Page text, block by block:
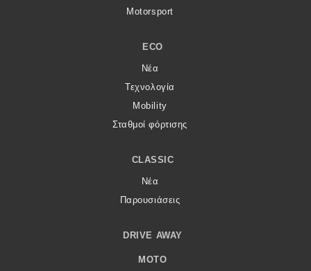
Motorsport
ECO
Νέα
Τεχνολογία
Mobility
Σταθμοί φόρτισης
CLASSIC
Νέα
Παρουσιάσεις
DRIVE AWAY
MOTO